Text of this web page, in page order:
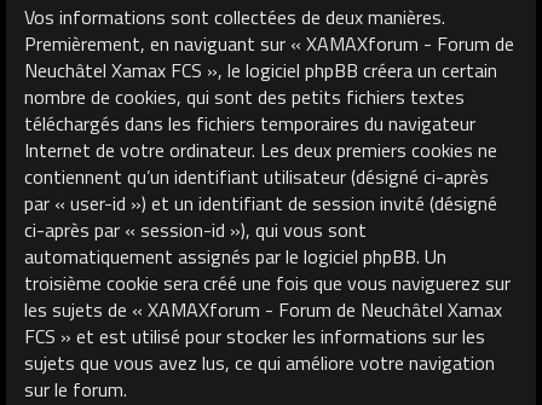
Vos informations sont collectées de deux manières.
Premièrement, en naviguant sur « XAMAXforum - Forum de
Neuchâtel Xamax FCS », le logiciel phpBB créera un certain
nombre de cookies, qui sont des petits fichiers textes
téléchargés dans les fichiers temporaires du navigateur
Internet de votre ordinateur. Les deux premiers cookies ne
contiennent qu’un identifiant utilisateur (désigné ci-après
par « user-id ») et un identifiant de session invité (désigné
ci-après par « session-id »), qui vous sont
automatiquement assignés par le logiciel phpBB. Un
troisième cookie sera créé une fois que vous naviguerez sur
les sujets de « XAMAXforum - Forum de Neuchâtel Xamax
FCS » et est utilisé pour stocker les informations sur les
sujets que vous avez lus, ce qui améliore votre navigation
sur le forum.